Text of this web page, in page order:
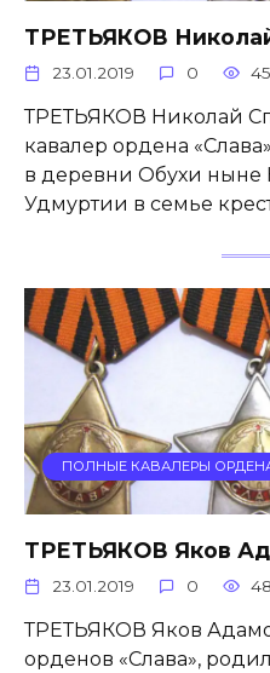
ТРЕТЬЯКОВ
23.01.2019 0 45
ТРЕТЬЯКОВ Николай
кавалер ордена
в деревни Обухи ныне
Удмуртии в семье
ПОЛНЫЕ КАВАЛЕРЫ
ТРЕТЬЯКОВ Яков
23.01.2019 0 48
ТРЕТЬЯКОВ Яков
орденов «Слава»,